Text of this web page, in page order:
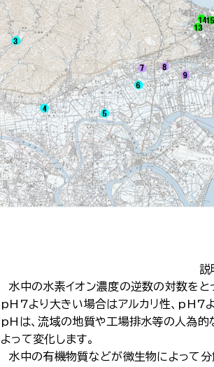
説
水中の水素イオン濃度の逆数の対数を
pH7より大きい場合はアルカリ性、pH7
pHは、流域の地質や工場排水等の人為的
よって変化します。
水中の有機物質などが微生物によって